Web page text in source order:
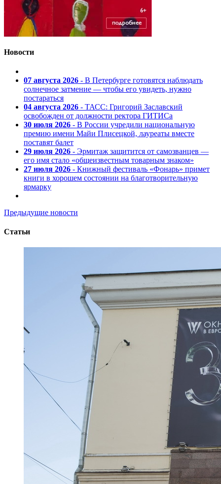
Новости
07 августа 2026 - В Петербурге готовятся наблюдать
солнечное затмение — чтобы его увидеть, нужно
постараться
04 августа 2026 - ТАСС: Григорий Заславский
освобожден от должности ректора ГИТИСа
30 июля 2026 - В России учредили национальную
премию имени Майи Плисецкой, лауреаты вместе
поставят балет
29 июля 2026 - Эрмитаж защитится от самозванцев —
его имя стало «общеизвестным товарным знаком»
27 июля 2026 - Книжный фестиваль «Фонарь» примет
книги в хорошем состоянии на благотворительную
ярмарку
Предыдущие новости
Статьи